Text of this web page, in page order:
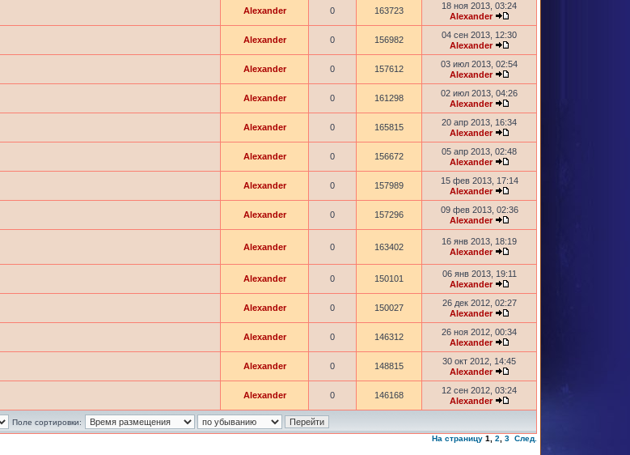
Alexander 0 163723
18 ноя 2013, 03:24
Alexander
Alexander 0 156982
04 сен 2013, 12:30
Alexander
Alexander 0 157612
03 июл 2013, 02:54
Alexander
Alexander 0 161298
02 июл 2013, 04:26
Alexander
Alexander 0 165815
20 апр 2013, 16:34
Alexander
Alexander 0 156672
05 апр 2013, 02:48
Alexander
Alexander 0 157989
15 фев 2013, 17:14
Alexander
Alexander 0 157296
09 фев 2013, 02:36
Alexander
Alexander 0 163402
16 янв 2013, 18:19
Alexander
Alexander 0 150101
06 янв 2013, 19:11
Alexander
Alexander 0 150027
26 дек 2012, 02:27
Alexander
Alexander 0 146312
26 ноя 2012, 00:34
Alexander
Alexander 0 148815
30 окт 2012, 14:45
Alexander
Alexander 0 146168
12 сен 2012, 03:24
Alexander
Поле сортировки:
На страницу 1 2 3 След.